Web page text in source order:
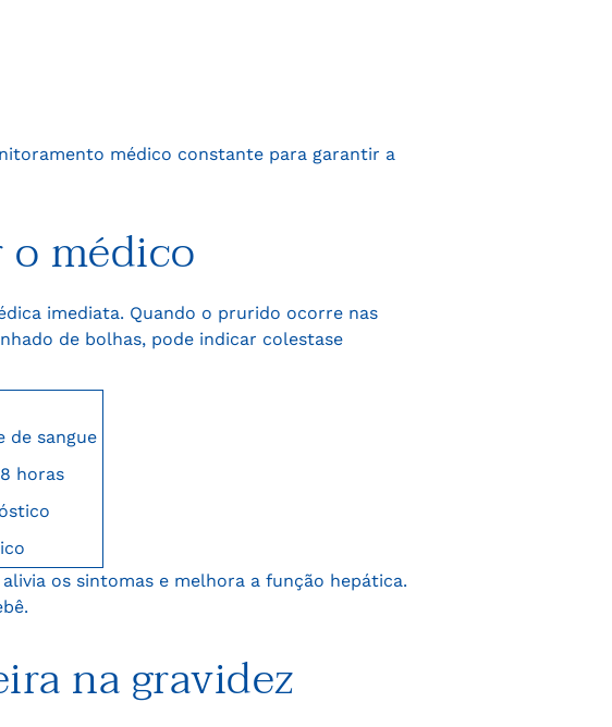
médico constante para garantir a
médico
imediata. Quando o prurido ocorre nas
de bolhas, pode indicar colestase
de sangue
horas
os sintomas e melhora a função hepática.
na gravidez